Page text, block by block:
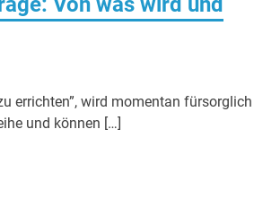
errichten”, wird momentan fürsorglich
und können […]